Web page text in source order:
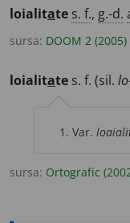
loialitate s. f., g.-d.
sursa: DOOM 2 (2005)
loialitate s. f. (sil.
Var.
sursa: Ortografic